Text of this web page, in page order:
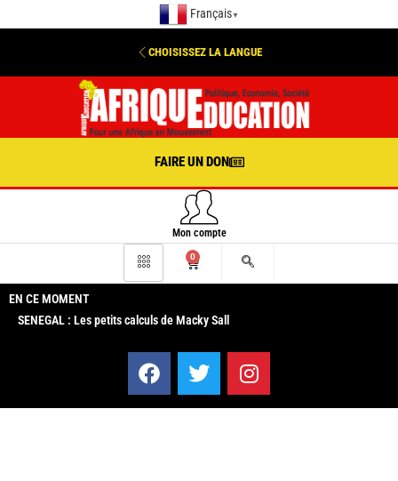
Français ▼
CHOISISSEZ LA LANGUE
FAIRE UN DON
Mon compte
0
EN CE MOMENT
SENEGAL : Les petits calculs de Macky Sall